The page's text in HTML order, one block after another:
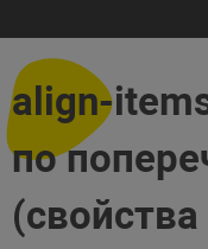
align-
по